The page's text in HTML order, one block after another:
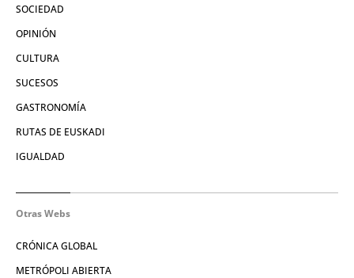
SOCIEDAD
OPINIÓN
CULTURA
SUCESOS
GASTRONOMÍA
RUTAS DE EUSKADI
IGUALDAD
Otras Webs
CRÓNICA GLOBAL
METRÓPOLI ABIERTA